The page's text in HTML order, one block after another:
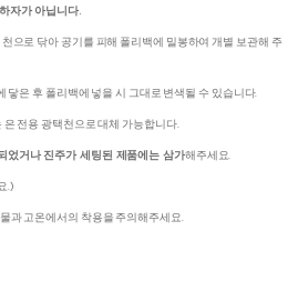
자가 아닙니다.
으로 닦아 공기를 피해 폴리백에 밀봉하여 개별 보관해 주
닿은 후 폴리백에 넣을 시 그대로 변색될 수 있습니다.
전용 광택천으로 대체 가능합니다.
었거나 진주가 세팅된 제품에는 삼가해주세요.
.)
과 고온에서의 착용을 주의해주세요.